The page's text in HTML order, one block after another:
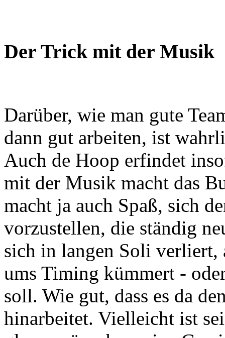
Der Trick mit der Musik
Darüber, wie man gute
dann gut arbeiten, ist
Auch de Hoop erfindet
mit der Musik macht das
macht ja auch Spaß, sich
vorzustellen, die ständig
sich in langen Soli verliert,
ums Timing kümmert -
soll. Wie gut, dass es da
hinarbeitet. Vielleicht ist